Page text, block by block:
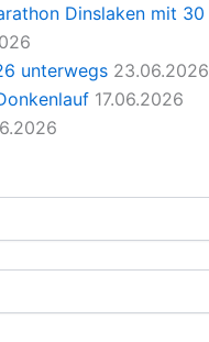
Dinslaken mit 30
unterwegs 23.06.2026
17.06.2026